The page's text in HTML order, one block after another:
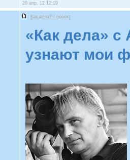
20 апр, 12 12:19
Как дела? / проект
«Как дела»
узнают мои